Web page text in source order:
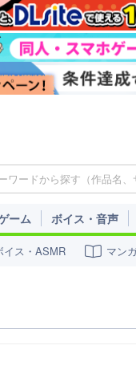
ーム ボイス・音声
イス・ASMR マン